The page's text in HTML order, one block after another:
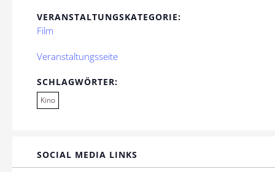
VERANSTALTUNGSKATEGORIE:
Film
Veranstaltungsseite
SCHLAGWÖRTER:
Kino
SOCIAL MEDIA LINKS